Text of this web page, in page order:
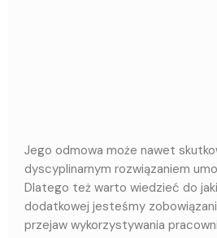
Jego odmowa może nawet
dyscyplinarnym rozwiązaniem
Dlatego też warto wiedzieć do
dodatkowej jesteśmy
przejaw wykorzystywania